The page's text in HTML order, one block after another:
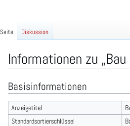
Informationen zu
Zur
Navigation
springen
Zur
Suche
springen
Basisinformationen
Anzeigetitel
Standardsortierschlüssel
Seite Diskussion